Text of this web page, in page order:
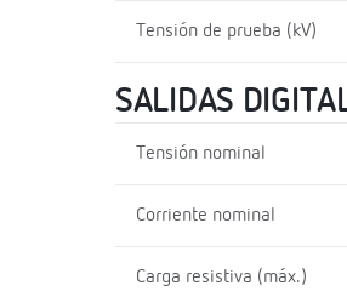
Tensión de prueba (kV)
SALIDAS
Tensión nominal
Corriente nominal
Carga resistiva (máx.)